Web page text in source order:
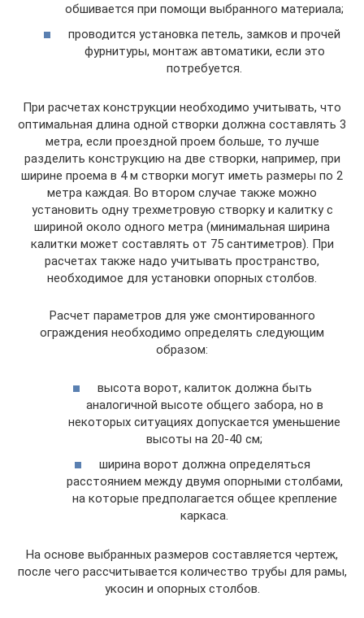
обшивается при помощи выбранного материала;
проводится установка петель, замков и прочей
фурнитуры, монтаж автоматики, если это
потребуется.
При расчетах конструкции необходимо учитывать, что
оптимальная длина одной створки должна составлять 3
метра, если проездной проем больше, то лучше
разделить конструкцию на две створки, например, при
ширине проема в 4 м створки могут иметь размеры по 2
метра каждая. Во втором случае также можно
установить одну трехметровую створку и калитку с
шириной около одного метра (минимальная ширина
калитки может составлять от 75 сантиметров). При
расчетах также надо учитывать пространство,
необходимое для установки опорных столбов.
Расчет параметров для уже смонтированного
ограждения необходимо определять следующим
образом:
высота ворот, калиток должна быть
аналогичной высоте общего забора, но в
некоторых ситуациях допускается уменьшение
высоты на 20-40 см;
ширина ворот должна определяться
расстоянием между двумя опорными столбами,
на которые предполагается общее крепление
каркаса.
На основе выбранных размеров составляется чертеж,
после чего рассчитывается количество трубы для рамы,
укосин и опорных столбов.